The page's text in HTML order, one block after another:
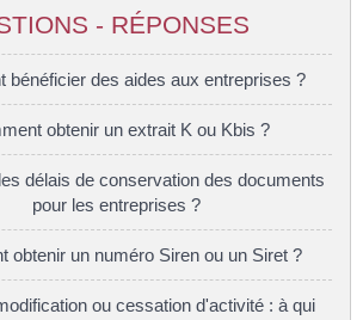
- RÉPONSES
bénéficier des aides aux entreprises ?
obtenir un extrait K ou Kbis ?
délais de conservation des documents
pour les entreprises ?
obtenir un numéro Siren ou un Siret ?
ou cessation d'activité : à qui